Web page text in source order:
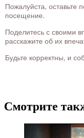
Пожалуйста, оставьте
посещение.
Поделитесь с своими
расскажите об их
Будьте корректны, и
Смотрите